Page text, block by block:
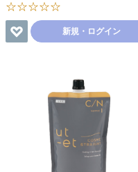
☆☆☆☆☆
新規・ログイン